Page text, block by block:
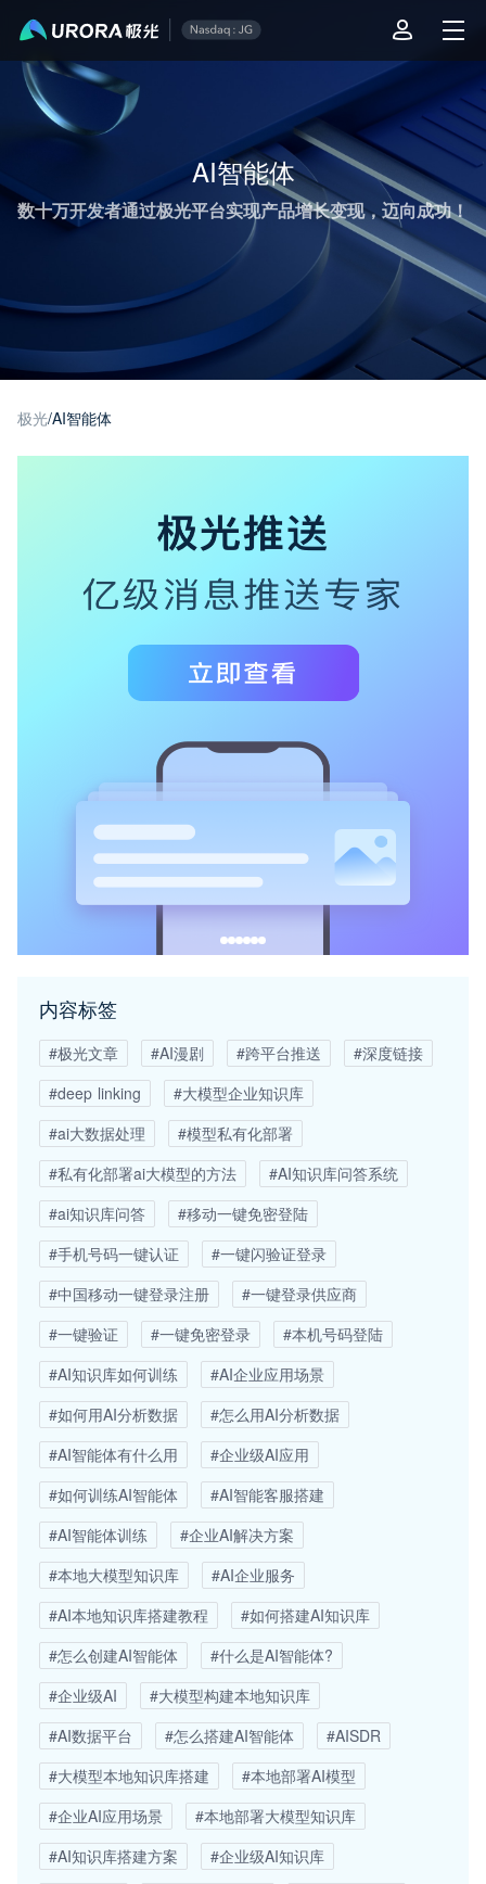
AI智能体
数十万开发者通过极光平台实现产品增长变现，迈向成功！
极光/AI智能体
内容标签
#极光文章 #AI漫剧 #跨平台推送
#深度链接
#deep linking
#大模型企业知识库
#ai大数据处理
#模型私有化部署
#私有化部署ai大模型的方法
#AI知识库问答系统
#ai知识库问答
#移动一键免密登陆
#手机号码一键认证
#一键闪验证登录
#中国移动一键登录注册
#一键登录供应商
#一键验证
#一键免密登录
#本机号码登陆
#AI知识库如何训练
#AI企业应用场景
#如何用AI分析数据
#怎么用AI分析数据
#AI智能体有什么用
#企业级AI应用
#如何训练AI智能体
#AI智能客服搭建
#AI智能体训练
#企业AI解决方案
#本地大模型知识库
#AI企业服务
#AI本地知识库搭建教程
#如何搭建AI知识库
#怎么创建AI智能体
#什么是AI智能体?
#企业级AI
#大模型构建本地知识库
#AI数据平台
#怎么搭建AI智能体
#AISDR
#大模型本地知识库搭建
#本地部署AI模型
#企业AI应用场景
#本地部署大模型知识库
#AI知识库搭建方案
#企业级AI知识库